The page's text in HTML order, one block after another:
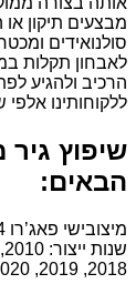
מבצעים תיקון
לאבחון תקלות
הרכיב ולהגיע
ללקוחותינו אלפי
שיפוץ גיר
הבאים:
2018, 2019, 2020